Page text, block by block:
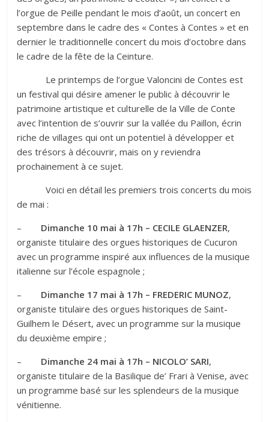
l’orgue de Peille pendant le mois d’août, un concert en
septembre dans le cadre des « Contes à Contes » et en
dernier le traditionnelle concert du mois d’octobre dans
le cadre de la fête de la Ceinture.
Le printemps de l’orgue Valoncini de Contes est
un festival qui désire amener le public à découvrir le
patrimoine artistique et culturelle de la Ville de Conte
avec l’intention de s’ouvrir sur la vallée du Paillon, écrin
riche de villages qui ont un potentiel à développer et
des trésors à découvrir, mais on y reviendra
prochainement à ce sujet.
Voici en détail les premiers trois concerts du mois
de mai :
– Dimanche 10 mai à 17h – CECILE GLAENZER,
organiste titulaire des orgues historiques de Cucuron
avec un programme inspiré aux influences de la musique
italienne sur l’école espagnole ;
– Dimanche 17 mai à 17h – FREDERIC MUNOZ,
organiste titulaire des orgues historiques de Saint-
Guilhem le Désert, avec un programme sur la musique
du deuxième empire ;
– Dimanche 24 mai à 17h – NICOLO’ SARI,
organiste titulaire de la Basilique de’ Frari à Venise, avec
un programme basé sur les splendeurs de la musique
vénitienne.